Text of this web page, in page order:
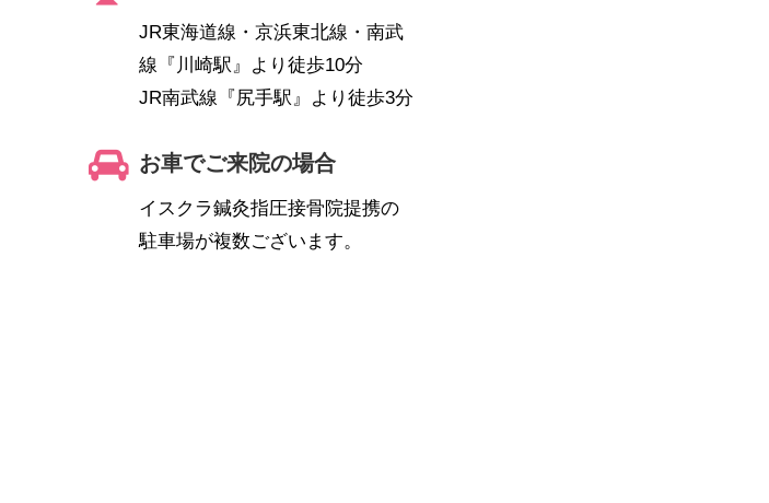
JR東海道線・京浜東北線・南武
線『川崎駅』より徒歩10分
JR南武線『尻手駅』より徒歩3分
お車でご来院の場合
イスクラ鍼灸指圧接骨院提携の
駐車場が複数ございます。